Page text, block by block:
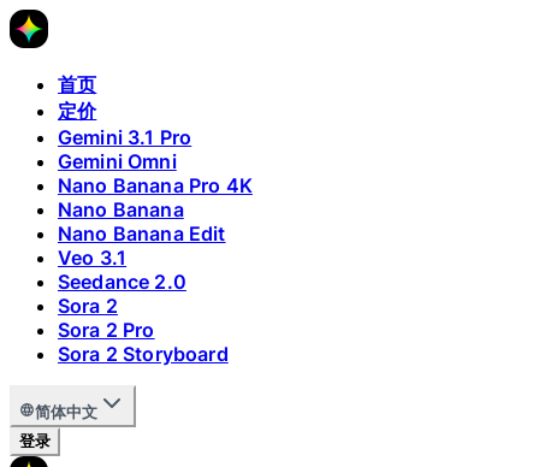
首页
定价
Gemini 3.1 Pro
Gemini Omni
Nano Banana Pro 4K
Nano Banana
Nano Banana Edit
Veo 3.1
Seedance 2.0
Sora 2
Sora 2 Pro
Sora 2 Storyboard
简体中文
登录